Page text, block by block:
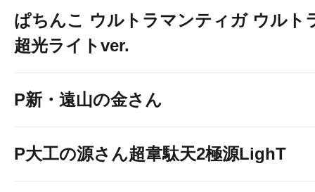
ぱちんこ ウルトラマンティガ ウルト
超光ライトver.
P新・遠山の金さん
P大工の源さん超韋駄天2極源LighT